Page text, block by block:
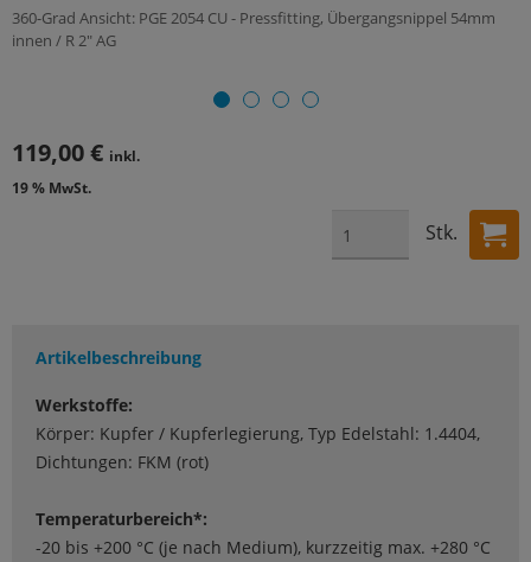
360-Grad Ansicht: PGE 2054 CU - Pressfitting, Übergangsnippel 54mm
innen / R 2" AG
119,00 € inkl.
19 % MwSt.
Stk.
Artikelbeschreibung
Werkstoffe:
Körper: Kupfer / Kupferlegierung, Typ Edelstahl: 1.4404,
Dichtungen: FKM (rot)
Temperaturbereich*:
-20 bis +200 °C (je nach Medium), kurzzeitig max. +280 °C